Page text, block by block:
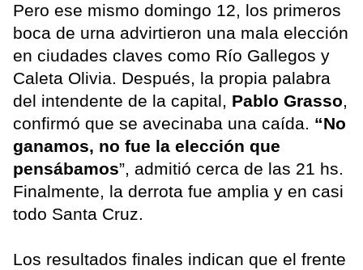
Pero ese mismo domingo 12, los primeros
boca de urna advirtieron una mala elección
en ciudades claves como Río Gallegos y
Caleta Olivia. Después, la propia palabra
del intendente de la capital, Pablo Grasso,
confirmó que se avecinaba una caída. “No
ganamos, no fue la elección que
pensábamos”, admitió cerca de las 21 hs.
Finalmente, la derrota fue amplia y en casi
todo Santa Cruz.
Los resultados finales indican que el frente